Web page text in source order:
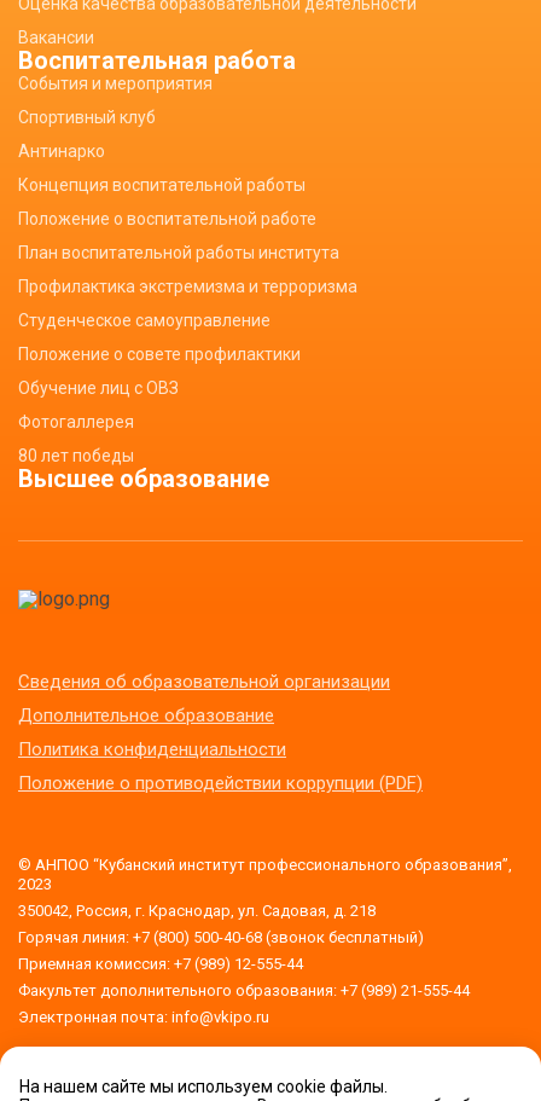
Вакансии
Воспитательная работа
События и мероприятия
Спортивный клуб
Антинарко
Концепция воспитательной работы
Положение о воспитательной работе
План воспитательной работы института
Профилактика экстремизма и терроризма
Студенческое самоуправление
Положение о совете профилактики
Обучение лиц с ОВЗ
Фотогаллерея
80 лет победы
Высшее образование
Сведения об образовательной организации
Дополнительное образование
Политика конфиденциальности
Положение о противодействии коррупции (PDF)
© АНПОО “Кубанский институт профессионального образования”,
2023
350042, Россия, г. Краснодар, ул. Садовая, д. 218
Горячая линия: +7 (800) 500-40-68 (звонок бесплатный)
Приемная комиссия: +7 (989) 12-555-44
Факультет дополнительного образования: +7 (989) 21-555-44
Электронная почта: info@vkipo.ru
Версия для слабовидящих
На нашем сайте мы используем cookie файлы.